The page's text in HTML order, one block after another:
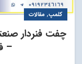
کلمپ, مقالات
چفت فنردار
–